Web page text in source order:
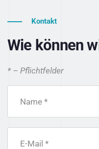
Kontakt
Wie können
* – Pflichtfelder
Name *
E-Mail *